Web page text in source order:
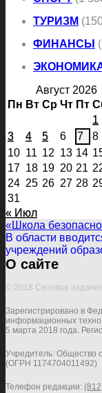
ТУРИЗМ
ФИНАНСЫ
Август 2026
Пн Вт Ср Чт Пт
1
3
4 5 6 7 8
10 11 12 13 14
17 18 19 20 21
24 25 26 27 28
31
« Июл
«Школа
В области
учреждений
О сайте
© 2018 Сетевое
Зарегистрировано в
информационных
5 марта 2018 года.
Учредитель: Общество
(ОГРН 1174704011492)
Телефон редакции: